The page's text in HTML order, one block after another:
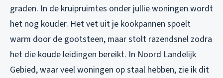
graden. In de kruipruimtes onder jullie woningen wordt
het nog kouder. Het vet uit je kookpannen spoelt
warm door de gootsteen, maar stolt razendsnel zodra
het die koude leidingen bereikt. In Noord Landelijk
Gebied, waar veel woningen op staal hebben, zie ik dit